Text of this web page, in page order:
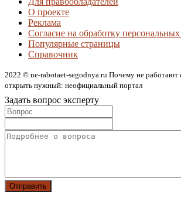
О проекте
Реклама
Согласие на обработку
Популярные страницы
Справочник
2022 © ne-rabotaet-segodnya.ru Почему не работают
открыть нужный: неофициальный портал
Задать вопрос эксперту